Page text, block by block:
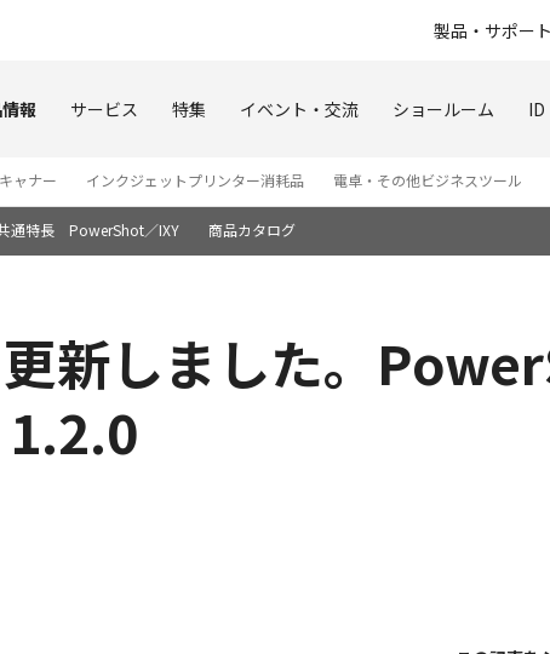
製品・サポー
報 サービス 特集 イベント・交流 ショールーム ID
ャナー インクジェットプリンター消耗品 電卓・その他ビジネスツール
通特長 PowerShot／IXY 商品カタログ
新しました。